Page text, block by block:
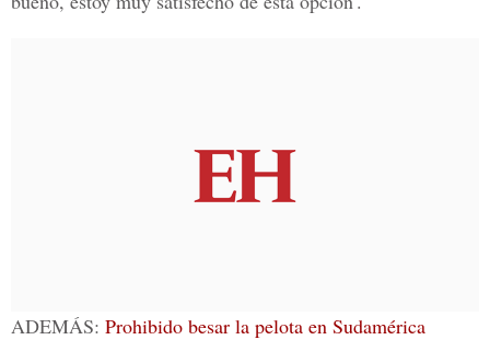
ADEMÁS: Prohibido besar la pelota en Sudamérica